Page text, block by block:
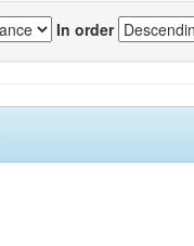
In order